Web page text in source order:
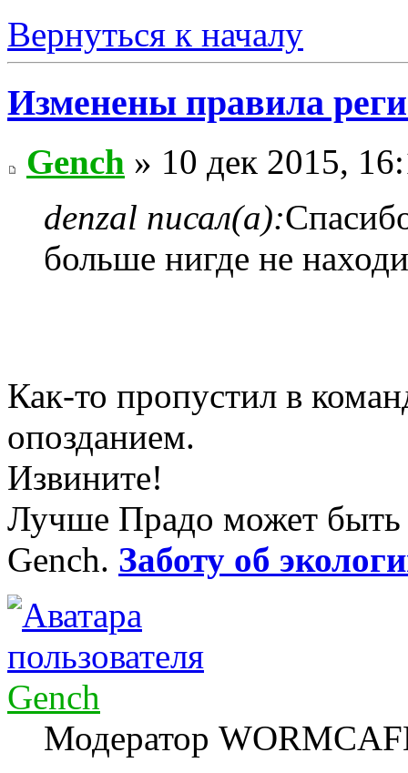
Вернуться к началу
Изменены правила
Gench » 10 дек 2015,
denzal писал(а):
больше нигде не
Как-то пропустил в
опозданием.
Извините!
Лучше Прадо может
Gench. Заботу об
Gench
Модератор